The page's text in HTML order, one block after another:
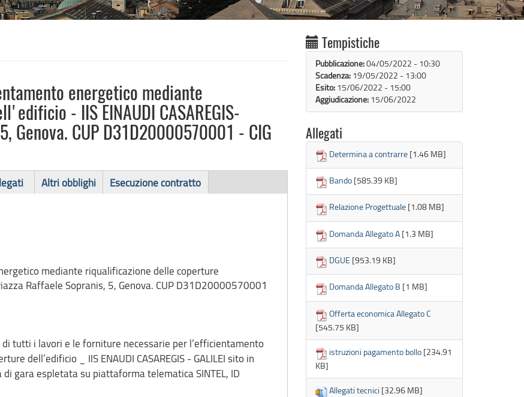
energetico mediante
- IIS EINAUDI CASAREGIS-
Genova. CUP D31D20000570001 - CIG
Altri obblighi Esecuzione contratto
mediante riqualificazione delle coperture
Raffaele Sopranis, 5, Genova. CUP D31D20000570001
di tutti i lavori e le forniture necessarie per l’efficientamento
_ IIS ENAUDI CASAREGIS - GALILEI sito in
gara espletata su piattaforma telematica SINTEL, ID
Tempistiche
Pubblicazione:04/05/2022 - 10:30
Scadenza: 19/05/2022 - 13:00
Esito: 15/06/2022 - 15:00
Aggiudicazione: 15/06/2022
Allegati
Determina a contrarre [1.46 MB]
Bando [585.39 KB]
Relazione Progettuale [1.08 MB]
Domanda Allegato A [1.3 MB]
DGUE [953.19 KB]
Domanda Allegato B [1 MB]
Offerta economica Allegato C
[545.75 KB]
istruzioni pagamento bollo [234.91
KB]
Allegati tecnici [32.96 MB]